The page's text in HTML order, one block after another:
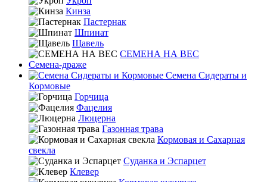
Кинза
Пастернак
Шпинат
Щавель
СЕМЕНА НА ВЕС
Семена-драже
Семена Сидераты и
Кормовые
Горчица
Фацелия
Люцерна
Газонная трава
Кормовая и Сахарная
свекла
Суданка и Эспарцет
Клевер